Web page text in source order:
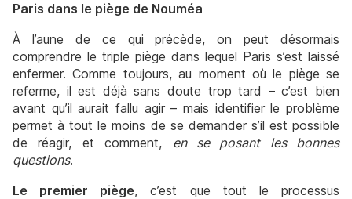
Paris dans le piège de Nouméa
À l’aune de ce qui précède, on peut désormais
comprendre le triple piège dans lequel Paris s’est laissé
enfermer. Comme toujours, au moment où le piège se
referme, il est déjà sans doute trop tard – c’est bien
avant qu’il aurait fallu agir – mais identifier le problème
permet à tout le moins de se demander s’il est possible
de réagir, et comment,
en se posant les bonnes
questions.
Le premier piège, c’est que tout le processus